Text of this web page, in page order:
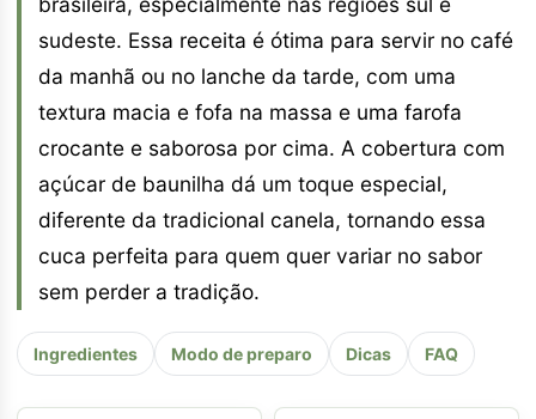
sudeste. Essa receita é ótima para servir no café
da manhã ou no lanche da tarde, com uma
textura macia e fofa na massa e uma farofa
crocante e saborosa por cima. A cobertura com
açúcar de baunilha dá um toque especial,
diferente da tradicional canela, tornando essa
cuca perfeita para quem quer variar no sabor
sem perder a tradição.
Ingredientes Modo de preparo Dicas FAQ